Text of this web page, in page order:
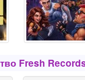
Fresh